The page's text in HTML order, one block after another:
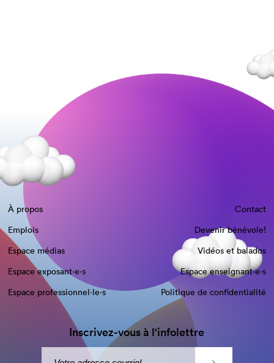
À propos
Contact
Emplois
Devenir bénévole!
Espace médias
Vidéos et balados
Espace exposant·e⋅s
Espace enseignant·e⋅s
Espace professionnel·le⋅s
Politique de confidentialité
Inscrivez-vous à l'infolettre